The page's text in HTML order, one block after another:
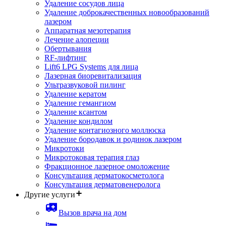
Удаление сосудов лица
Удаление доброкачественных новообразований
лазером
Аппаратная мезотерапия
Лечение алопеции
Обертывания
RF-лифтинг
Lift6 LPG Systems для лица
Лазерная биоревитализация
Ультразвуковой пилинг
Удаление кератом
Удаление гемангиом
Удаление ксантом
Удаление кондилом
Удаление контагиозного моллюска
Удаление бородавок и родинок лазером
Микротоки
Микротоковая терапия глаз
Фракционное лазерное омоложение
Консультация дерматокосметолога
Консультация дерматовенеролога
Другие услуги
Вызов врача на дом